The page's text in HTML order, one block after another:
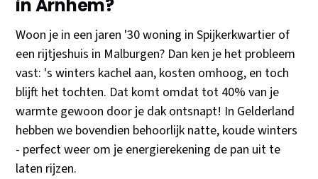
in Arnhem?
Woon je in een jaren '30 woning in Spijkerkwartier of
een rijtjeshuis in Malburgen? Dan ken je het probleem
vast: 's winters kachel aan, kosten omhoog, en toch
blijft het tochten. Dat komt omdat tot 40% van je
warmte gewoon door je dak ontsnapt! In Gelderland
hebben we bovendien behoorlijk natte, koude winters
- perfect weer om je energierekening de pan uit te
laten rijzen.